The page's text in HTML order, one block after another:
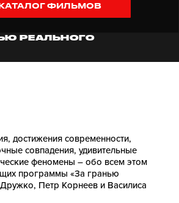
ФИЛЬМОВ
РЕАЛЬНОГО
достижения современности,
совпадения, удивительные
феномены – обо всем этом
программы «За гранью
Петр Корнеев и Василиса